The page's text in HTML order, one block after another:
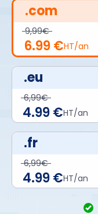
.com
9,99€
6.99 €HT/an
.eu
6,99€
4.99 €HT/an
.fr
6,99€
4.99 €HT/an